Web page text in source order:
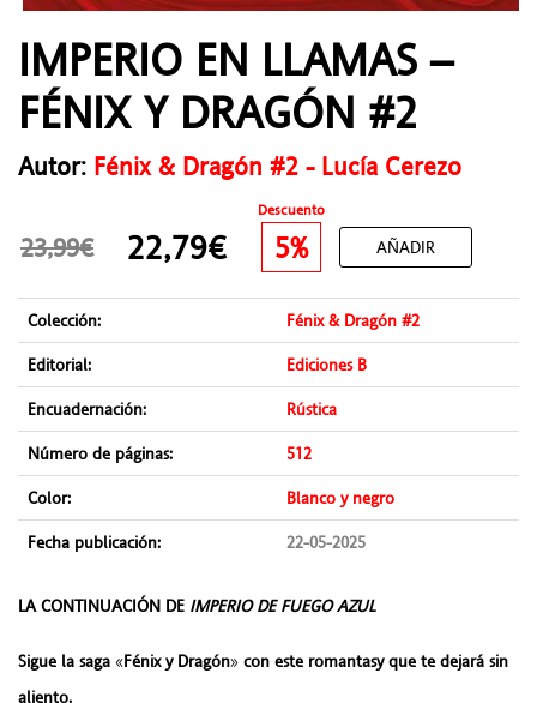
IMPERIO EN LLAMAS –
FÉNIX Y DRAGÓN #2
Autor: Fénix & Dragón #2 - Lucía Cerezo
Descuento
23,99€ 22,79€ 5% AÑADIR
Colección:
Fénix & Dragón #2
Editorial:
Ediciones B
Encuadernación:
Rústica
Número de páginas:
512
Color:
Blanco y negro
Fecha publicación:
22-05-2025
LA CONTINUACIÓN DE IMPERIO DE FUEGO AZUL
Sigue la saga «Fénix y Dragón» con este romantasy que te dejará sin
aliento.